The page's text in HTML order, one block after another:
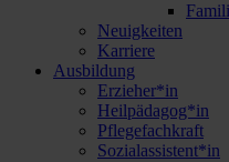
Neuigkeiten
Karriere
Ausbildung
Erzieher*in
Heilpädagog*in
Pflegefachkraft
Sozialassistent*in